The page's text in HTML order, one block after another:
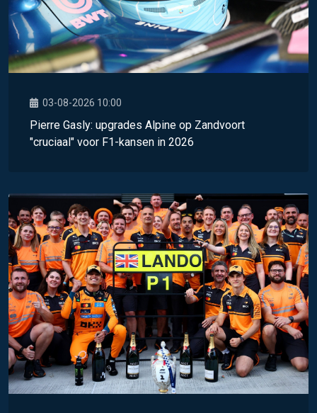
03-08-2026 10:00
Pierre Gasly: upgrades Alpine op Zandvoort
"cruciaal" voor F1-kansen in 2026